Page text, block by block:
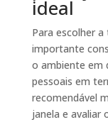
ideal
Para escolher
importante
o ambiente em
pessoais em
recomendável
janela e avaliar